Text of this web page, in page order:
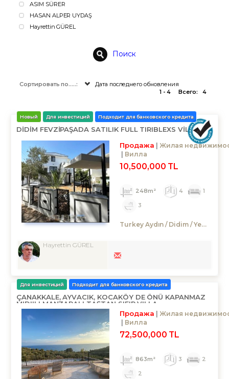
ASIM SÜRER
HASAN ALPER UYDAŞ
Hayrettin GÜREL
Поиск
Сортировать по.....:
Дата последнего обновления
1 - 4
Всего: 4
Новый Для инвестиций Подходит для банковского кредита
DİDİM FEVZİPAŞADA SATILIK FULL TIRIBLEXS VİLLA
Продажа
Жилая
Вилла
10,500,000 TL
248m² 4
1
3
Turkey Aydın / Didim / Yenihisar
Hayrettin GÜREL
Для инвестиций Подходит для банковского кредита
ÇANAKKALE, AYVACIK, KOCAKÖY DE ÖNÜ KAPANMAZ
MIDIILI MANZARALI TAŞTAN SIFIR VILLA
Продажа
Жилая
Вилла
72,500,000 TL
863m² 3
2
2